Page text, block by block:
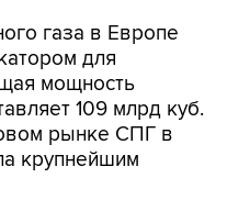
газа в Европе
для
мощность
109 млрд куб.
рынке СПГ в
крупнейшим